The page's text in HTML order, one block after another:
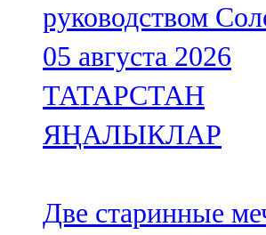
руководством
05 августа 2026
ТАТАРСТАН
ЯҢАЛЫКЛАР
Две старинные